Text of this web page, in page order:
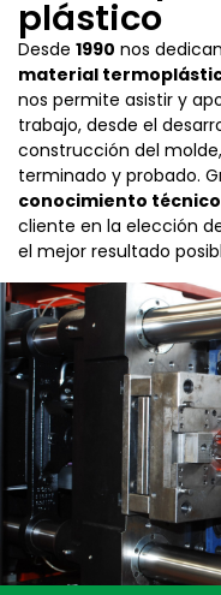
plástico
Desde 1990 nos
material
nos permite asistir y
trabajo, desde el
construcción del
terminado y probado.
conocimiento
cliente en la elección
el mejor resultado